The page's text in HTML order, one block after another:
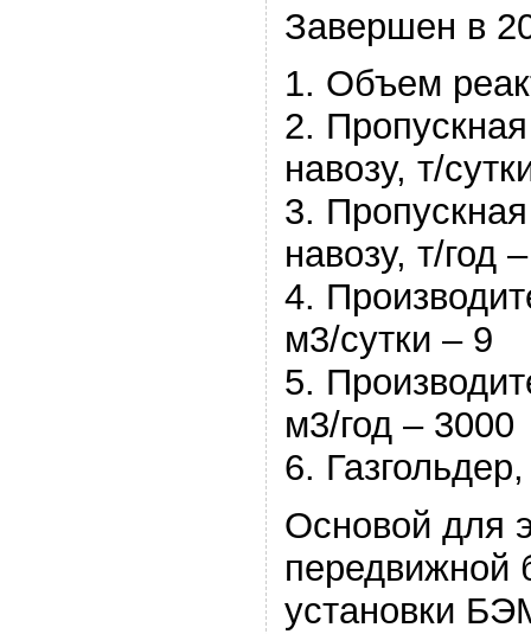
Завершен в
1. Объем
2.
навозу, т/
3.
навозу, т/год
4.
м3/сутки – 9
5.
м3/год – 3000
6.
Основой для
передвижной
установки